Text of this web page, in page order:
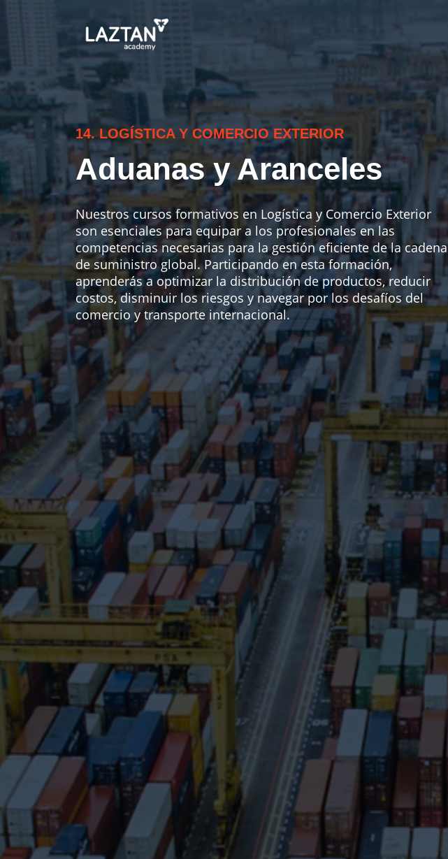
14. LOGÍSTICA Y COMERCIO EXTERIOR
Aduanas y Aranceles
Nuestros cursos formativos en Logística y Comercio Exterior
son esenciales para equipar a los profesionales en las
competencias necesarias para la gestión eficiente de la cadena
de suministro global. Participando en esta formación,
aprenderás a optimizar la distribución de productos, reducir
costos, disminuir los riesgos y navegar por los desafíos del
comercio y transporte internacional.